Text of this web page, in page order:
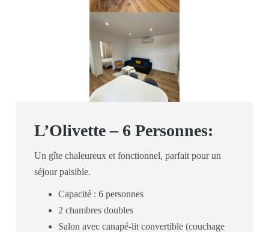
L’Olivette – 6 Personnes:
Un gîte chaleureux et fonctionnel, parfait pour un
séjour paisible.
Capacité : 6 personnes
2 chambres doubles
Salon avec canapé-lit convertible (couchage